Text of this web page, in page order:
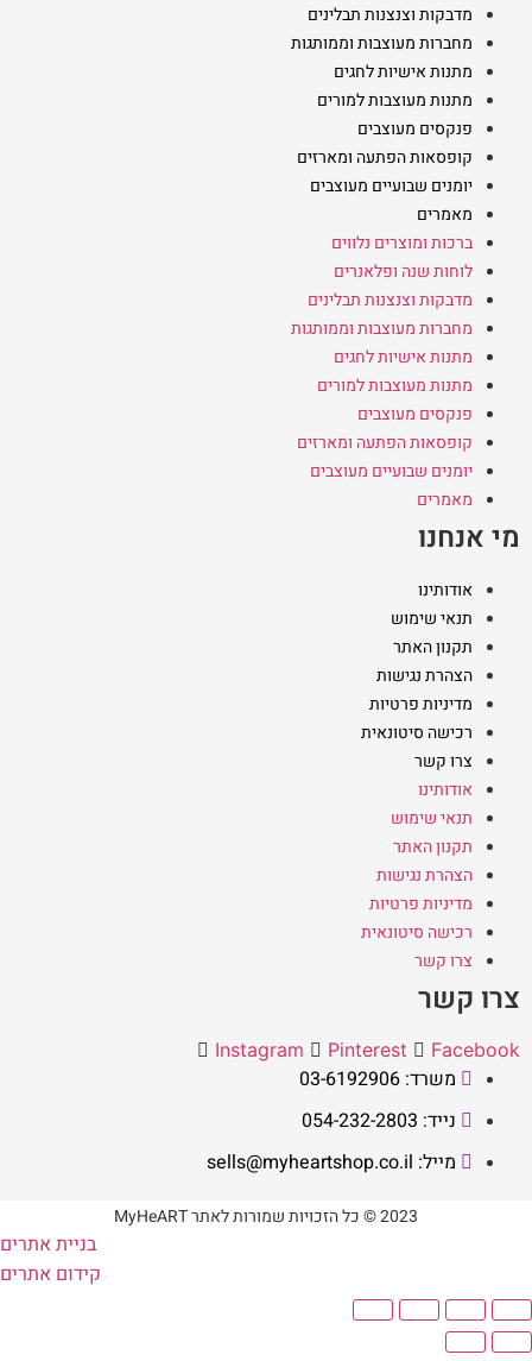
מדבקות וצנצנות תבלינים
מחברות מעוצבות וממותגות
מתנות אישיות לחגים
מתנות מעוצבות למורים
פנקסים מעוצבים
קופסאות הפתעה ומארזים
יומנים שבועיים מעוצבים
מאמרים
ברכות ומוצרים נלווים
לוחות שנה ופלאנרים
מדבקות וצנצנות תבלינים
מחברות מעוצבות וממותגות
מתנות אישיות לחגים
מתנות מעוצבות למורים
פנקסים מעוצבים
קופסאות הפתעה ומארזים
יומנים שבועיים מעוצבים
מאמרים
מי אנחנו
אודותינו
תנאי שימוש
תקנון האתר
הצהרת נגישות
מדיניות פרטיות
רכישה סיטונאית
צרו קשר
אודותינו
תנאי שימוש
תקנון האתר
הצהרת נגישות
מדיניות פרטיות
רכישה סיטונאית
צרו קשר
צרו קשר
Instagram Pinterest Facebook
משרד: 03-6192906
נייד: 054-232-2803
מייל: sells@myheartshop.co.il
2023 © כל הזכויות שמורות לאתר MyHeART
בניית אתרים
קידום אתרים